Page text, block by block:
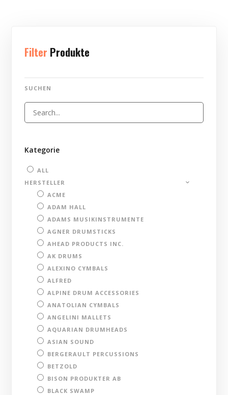
Filter Produkte
SUCHEN
Kategorie
ALL
HERSTELLER
ACME
ADAM HALL
ADAMS MUSIKINSTRUMENTE
AGNER DRUMSTICKS
AHEAD PRODUCTS INC.
AK DRUMS
ALEXINO CYMBALS
ALFRED
ALPINE DRUM ACCESSORIES
ANATOLIAN CYMBALS
ANGELINI MALLETS
AQUARIAN DRUMHEADS
ASIAN SOUND
BERGERAULT PERCUSSIONS
BETZOLD
BISON PRODUKTER AB
BLACK SWAMP